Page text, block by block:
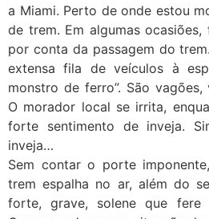
a Miami. Perto de onde estou
de trem. Em algumas
por conta da passagem do
extensa fila de veículos à
monstro de ferro”. São
O morador local se irrita,
forte sentimento de inveja.
inveja…
Sem contar o porte
trem espalha no ar, além do
forte, grave, solene que fere